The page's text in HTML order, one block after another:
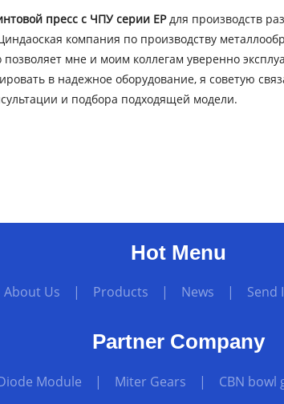
пресс с ЧПУ серии EPдля производств
компания по производству
мне и моим коллегам уверенно
в надежное оборудование, я советую
и подбора подходящей модели.
Hot Menu
About Us | Products | News | Send
Partner Company
Module | Miter Gears | CBN bowl